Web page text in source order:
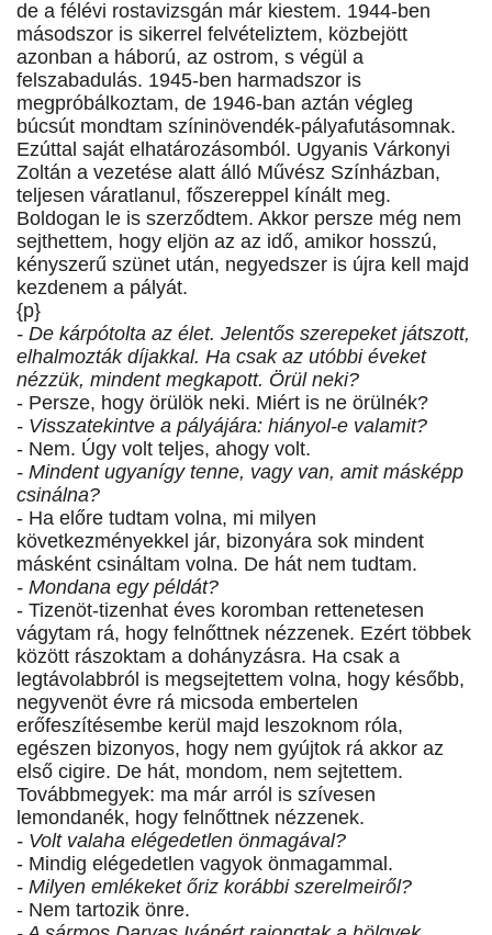
de a félévi rostavizsgán már kiestem. 1944-ben
másodszor is sikerrel felvételiztem, közbejött
azonban a háború, az ostrom, s végül a
felszabadulás. 1945-ben harmadszor is
megpróbálkoztam, de 1946-ban aztán végleg
búcsút mondtam színinövendék-pályafutásomnak.
Ezúttal saját elhatározásomból. Ugyanis Várkonyi
Zoltán a vezetése alatt álló Művész Színházban,
teljesen váratlanul, főszereppel kínált meg.
Boldogan le is szerződtem. Akkor persze még nem
sejthettem, hogy eljön az az idő, amikor hosszú,
kényszerű szünet után, negyedszer is újra kell majd
kezdenem a pályát.
{p}
- De kárpótolta az élet. Jelentős szerepeket játszott,
elhalmozták díjakkal. Ha csak az utóbbi éveket
nézzük, mindent megkapott. Örül neki?
- Persze, hogy örülök neki. Miért is ne örülnék?
- Visszatekintve a pályájára: hiányol-e valamit?
- Nem. Úgy volt teljes, ahogy volt.
- Mindent ugyanígy tenne, vagy van, amit másképp
csinálna?
- Ha előre tudtam volna, mi milyen
következményekkel jár, bizonyára sok mindent
másként csináltam volna. De hát nem tudtam.
- Mondana egy példát?
- Tizenöt-tizenhat éves koromban rettenetesen
vágytam rá, hogy felnőttnek nézzenek. Ezért többek
között rászoktam a dohányzásra. Ha csak a
legtávolabbról is megsejtettem volna, hogy később,
negyvenöt évre rá micsoda embertelen
erőfeszítésembe kerül majd leszoknom róla,
egészen bizonyos, hogy nem gyújtok rá akkor az
első cigire. De hát, mondom, nem sejtettem.
Továbbmegyek: ma már arról is szívesen
lemondanék, hogy felnőttnek nézzenek.
- Volt valaha elégedetlen önmagával?
- Mindig elégedetlen vagyok önmagammal.
- Milyen emlékeket őriz korábbi szerelmeiről?
- Nem tartozik önre.